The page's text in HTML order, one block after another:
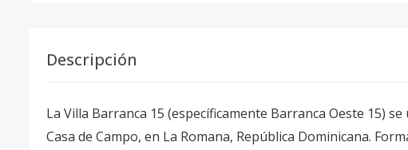
Descripción
La Villa Barranca 15 (específicamente Barranca Oeste 15)
Casa de Campo, en La Romana, República Dominicana.